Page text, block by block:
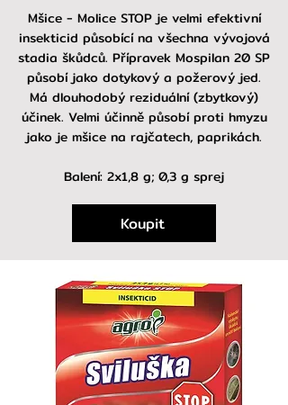
Mšice - Molice STOP je velmi efektivní
insekticid působící na všechna vývojová
stadia škůdců. Přípravek Mospilan 20 SP
působí jako dotykový a požerový jed.
Má dlouhodobý reziduální (zbytkový)
účinek. Velmi účinně působí proti hmyzu
jako je mšice na rajčatech, paprikách.
Balení: 2x1,8 g; 0,3 g sprej
Koupit